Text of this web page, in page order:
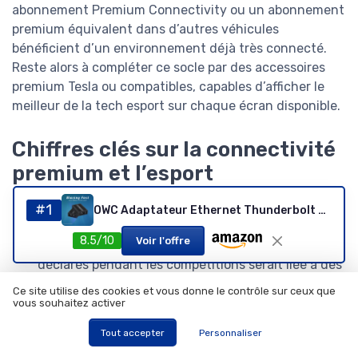
abonnement Premium Connectivity ou un abonnement
premium équivalent dans d’autres véhicules
bénéficient d’un environnement déjà très connecté.
Reste alors à compléter ce socle par des accessoires
premium Tesla ou compatibles, capables d’afficher le
meilleur de la tech esport sur chaque écran disponible.
Chiffres clés sur la connectivité
premium et l’esport
Selon un rapport technique publié après Intel
Extreme Masters Katowice 2023 par ESL et Intel,
une large majorité des incidents techniques
déclarés pendant les compétitions serait liée à des
électrique, ce qui renforce l’importance d’une
infrastructure réseau et d’accessoires fiables. Les
chiffres précis varient selon les éditions et doivent
#1 OWC Adaptateur Ethernet Thunderbolt 4 10G, pour connexions réseau Haut débit, Port RJ45 Prend en Charge 10 Go/s, 5 Go/s, 2,5 Go/s, 1 Go/s et 100 Mo/s Base-T, Compatible avec Les Ports hôtes
8.5/10 Voir l'offre
Ce site utilise des cookies et vous donne le contrôle sur ceux que
vous souhaitez activer
Tout accepter Personnaliser